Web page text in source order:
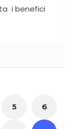
i benefici
5 6